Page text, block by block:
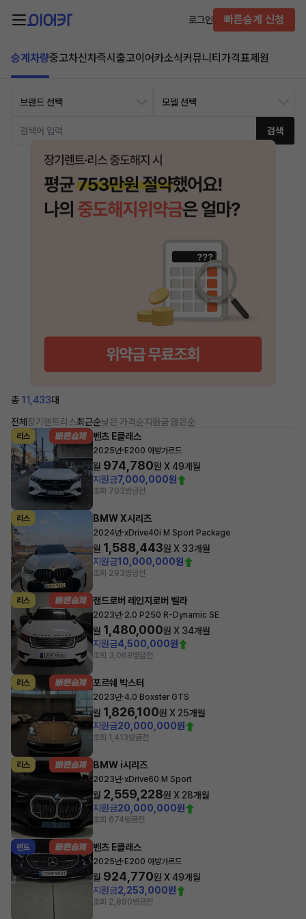
로그인 빠른승계 신청
승계차량중고차신차즉시출고이어카소식커뮤니티 가격표제원
검색
총 11,433대
전체 장기렌트리스최근순낮은 가격순지원금 많은순
리스 벤츠 E클래스
2025년· E200 아방가르드
월 974,780원 X49개월
지원금7,000,000원
조회 703방금전
리스 BMW X시리즈
2024년·xDrive40i M Sport Package
월 1,588,443원 X 33개월
지원금10,000,000원
조회 293방금전
리스 랜드로버 레인지로버 벨라
2023년·2.0 P250 R-Dynamic SE
월 1,480,000원 X 34개월
지원금4,500,000원
조회 3,069방금전
리스 포르쉐 박스터
2023년·4.0 Boxster GTS
월 1,826,100원 X 25개월
지원금20,000,000원
조회 1,413방금전
리스 BMW i시리즈
2023년·xDrive60 M Sport
월 2,559,228원 X 28개월
지원금20,000,000원
조회 674방금전
렌트 벤츠 E클래스
2025년· E200 아방가르드
월 924,770원 X49개월
지원금2,253,000원
조회 2,890방금전